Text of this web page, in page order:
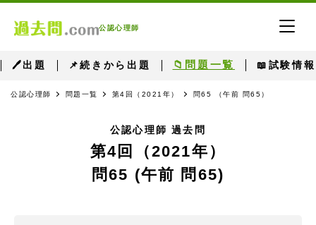
公認心理師
🖊出題 📌続きから出題 📁問題一覧 📖試験情報
公認心理師 問題一覧 第4回（2021年） 問65 （午前 問65）
公認心理師 過去問
第4回（2021年）
問65 (午前 問65)